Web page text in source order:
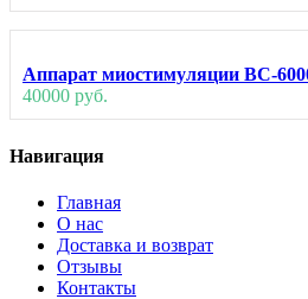
Аппарат миостимуляции ВС-
40000 руб.
Навигация
Главная
О нас
Доставка и возврат
Отзывы
Контакты